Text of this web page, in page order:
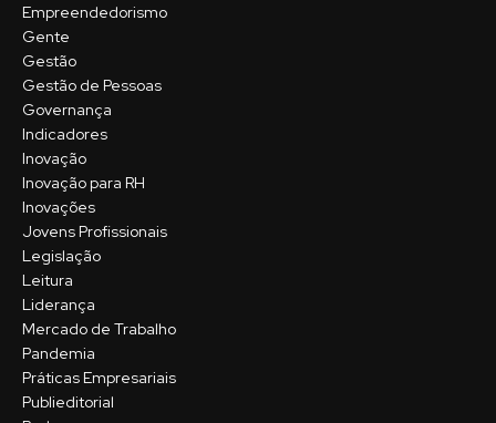
Empreendedorismo
Gente
Gestão
Gestão de Pessoas
Governança
Indicadores
Inovação
Inovação para RH
Inovações
Jovens Profissionais
Legislação
Leitura
Liderança
Mercado de Trabalho
Pandemia
Práticas Empresariais
Publieditorial